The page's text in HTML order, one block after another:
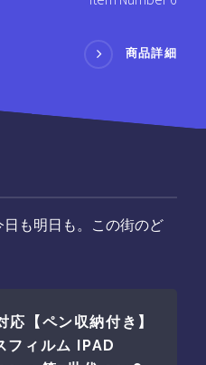
商品詳細
日も明日も。この街のど
【ペン収納付き】
フィルム IPAD